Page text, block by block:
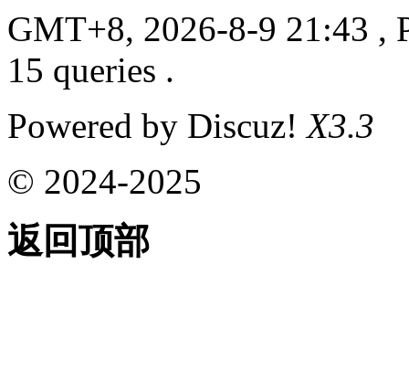
GMT+8, 2026-8-9 21:43 ,
15 queries .
Powered by Discuz!X3.3
© 2024-2025
返回顶部